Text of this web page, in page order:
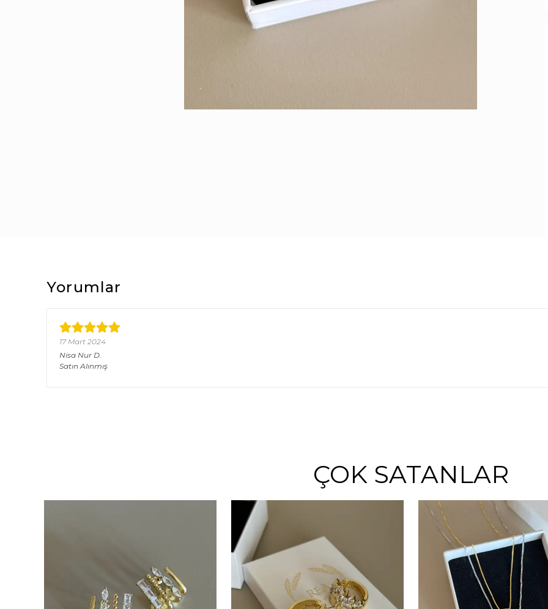
Yorumlar
17 Mart 2024
Nisa Nur D.
Satın Alınmış
ÇOK SATANLAR